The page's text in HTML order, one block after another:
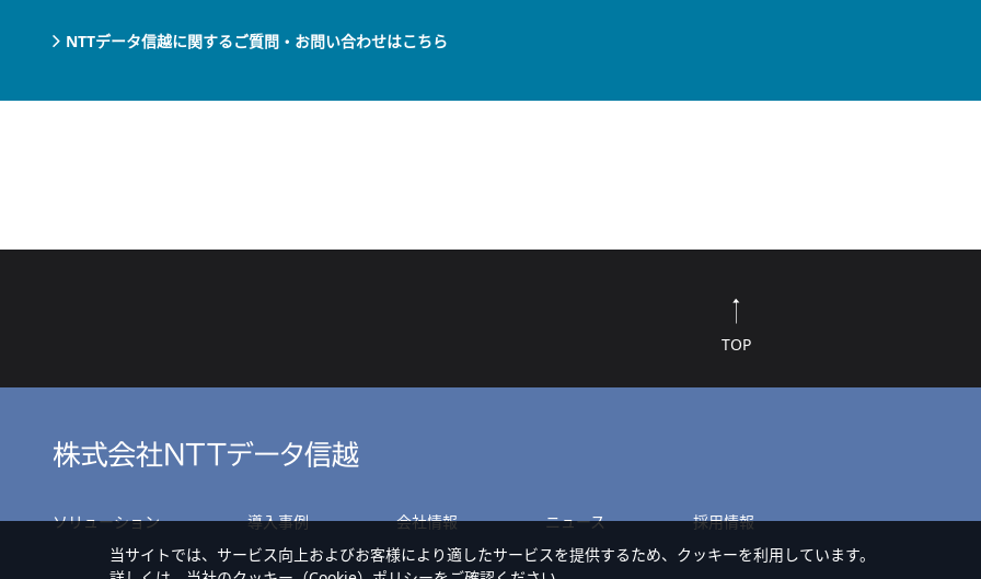
NTTデータ信越に関するご質問・お問い合わせはこちら
TOP
ソリューション 導入事例 会社情報 ニュース
採用情報
当サイトでは、サービス向上およびお客様により適したサービスを提供するため、クッキーを利用しています。